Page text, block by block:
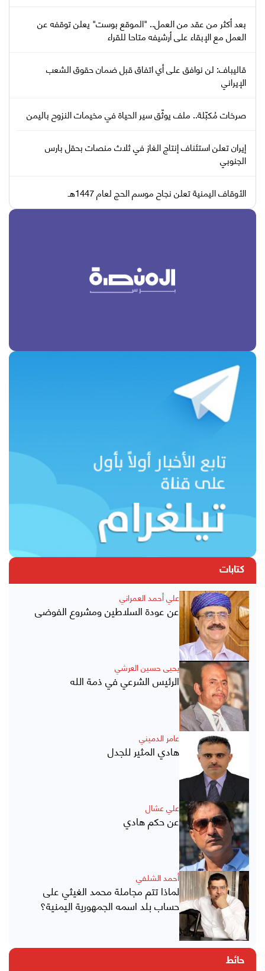
بعد أكثر من عقد من العمل.. "الموقع بوست" يعلن توقفه عن
العمل مع الإبقاء على أرشيفه متاحا للقراء
قاليباف: لن نوافق على أي اتفاق قبل ضمان حقوق الشعب
الإيراني
صرخات مُكبّلة.. ملف يوثّق سير الحياة في مخيمات النزوح باليمن
إيران تعلن استئناف إنتاج الغاز في ثلاث منصات بحقل بارس
الجنوبي
الأوقاف اليمنية تعلن نجاح موسم الحج لعام 1447هـ
كتابات
علي أحمد العمراني
عن عودة السلاطين ومشروع الفوضى
يحيى حسين العرشي
الرئيس الشرعي في ذمة الله
عامر الدميني
هادي المثير للجدل
علي عشال
عن حكم هادي
أحمد الشلفي
لماذا تتم مجاملة محمد الغيثي على
حساب بلد اسمه الجمهورية اليمنية؟
حائط